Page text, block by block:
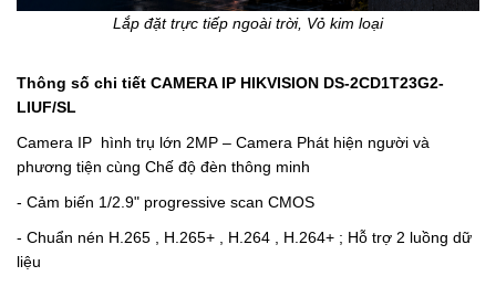
Lắp đặt trực tiếp ngoài trời, Vỏ kim loại
Thông số chi tiết CAMERA IP HIKVISION DS-2CD1T23G2-
LIUF/SL
Camera IP hình trụ lớn 2MP – Camera Phát hiện người và
phương tiện cùng Chế độ đèn thông minh
- Cảm biến 1/2.9" progressive scan CMOS
- Chuẩn nén H.265 , H.265+ , H.264 , H.264+ ; Hỗ trợ 2 luồng dữ
liệu